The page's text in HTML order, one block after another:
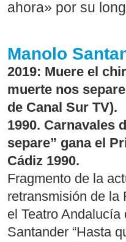
ahora» por su
Manolo
2019: Muere el
muerte nos
de Canal Sur TV).
1990. Carnavales
separe” gana el
Cádiz 1990.
Fragmento de la
retransmisión de la
el Teatro
Santander “Hasta